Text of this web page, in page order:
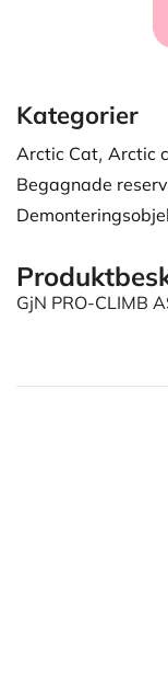
Kategorier
Arctic Cat, Arctic
Begagnade
GjN PRO-CLIMB